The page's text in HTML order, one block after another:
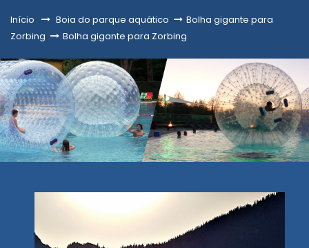
Início &gt;Boia do parque aquático > Bolha gigante para
Zorbing > Bolha gigante para Zorbing